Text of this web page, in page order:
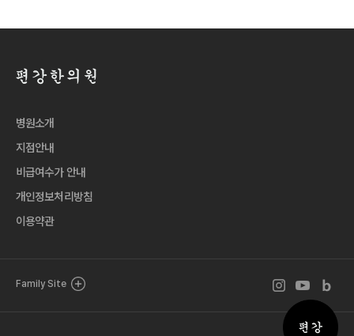
병원소개
지점안내
비급여수가 안내
개인정보처리방침
이용약관
Family Site 인스타그램 바로
유튜브 바로
블로그